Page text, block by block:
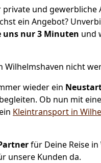
und gewerbliche
ein Angebot?
uns nur 3 Minuten und
Wilhelmshaven nicht
wieder ein
Ob nun mit
Kleintransport in
für Deine Reise
unsere Kunden da.